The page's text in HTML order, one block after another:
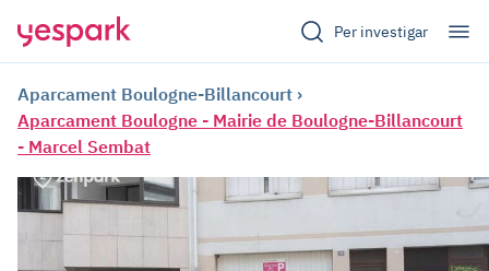
Per investigar
Aparcament Boulogne-Billancourt
Aparcament Boulogne - Mairie de Boulogne-Billancourt
- Marcel Sembat